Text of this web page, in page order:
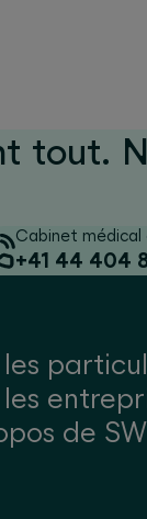
tout.
Cabinet médical
+41 44 404
les
les
de